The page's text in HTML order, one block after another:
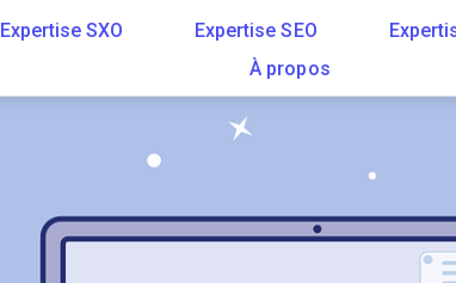
Expertise SXO Expertise SEO
À propos